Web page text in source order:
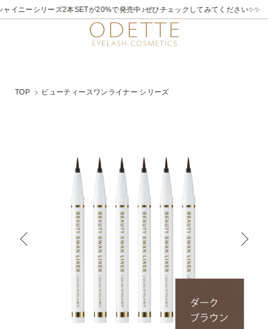
イニーシリーズ2本SETが20%で発売中♪ぜひチェックしてみてください✨✨
TOP ビューティースワンライナー シリーズ